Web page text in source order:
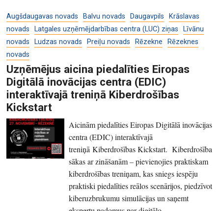
Augšdaugavas novads Balvu novads Daugavpils
Krāslavas
novads
Latgales uzņēmējdarbības centra (LUC) ziņas
Līvānu
novads
Ludzas novads Preiļu novads Rēzekne
Rēzeknes
novads
Uzņēmējus aicina piedalīties Eiropas
Digitālā inovācijas centra (EDIC)
interaktīvajā treniņā Kiberdrošības
Kickstart
Aicinām piedalīties Eiropas Digitālā inovācijas
centra (EDIC) interaktīvajā
treniņā Kiberdrošības Kickstart. Kiberdrošība
sākas ar zināšanām – pievienojies praktiskam
kiberdrošības treniņam, kas sniegs iespēju
praktiski piedalīties reālos scenārijos, piedzīvot
kiberuzbrukumu simulācijas un saņemt